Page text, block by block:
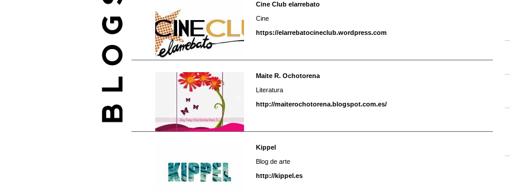
Cine Club elarrebato
Cine
https://elarrebatocineclub.wordpress.com
Maite R. Ochotorena
Literatura
http://maiterochotorena.blogspot.com.es/
Kippel
Blog de arte
http://kippel.es